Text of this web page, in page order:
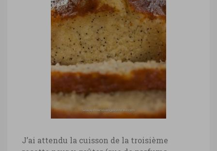
J’ai attendu la cuisson de la troisième